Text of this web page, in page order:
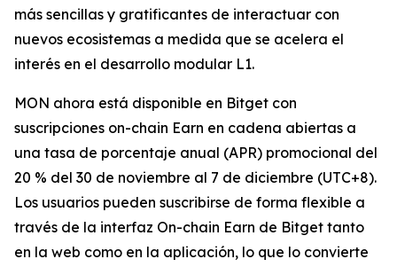
más sencillas y gratificantes de interactuar con
nuevos ecosistemas a medida que se acelera el
interés en el desarrollo modular L1.
MON ahora está disponible en Bitget con
suscripciones on-chain Earn en cadena abiertas a
una tasa de porcentaje anual (APR) promocional del
20 % del 30 de noviembre al 7 de diciembre (UTC+8).
Los usuarios pueden suscribirse de forma flexible a
través de la interfaz On-chain Earn de Bitget tanto
en la web como en la aplicación, lo que lo convierte